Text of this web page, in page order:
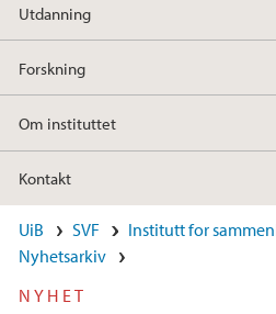
Utdanning
Forskning
Om instituttet
Kontakt
UiB SVF
Institutt for
Nyhetsarkiv
NYHET